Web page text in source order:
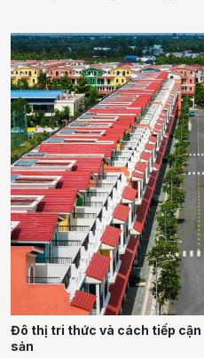
Đô thị tri thức và cách tiếp cận
sản